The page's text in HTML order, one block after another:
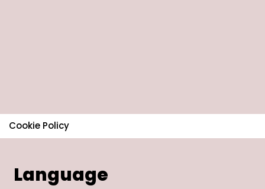
Cookie Policy
Language